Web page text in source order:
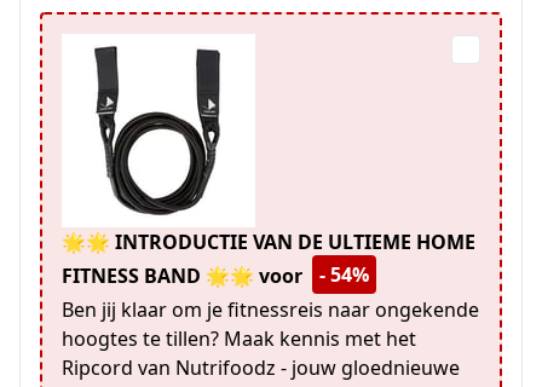
🌟🌟 INTRODUCTIE VAN DE ULTIEME HOME
FITNESS BAND 🌟🌟 voor
- 54%
Ben jij klaar om je fitnessreis naar ongekende
hoogtes te tillen? Maak kennis met het
Ripcord van Nutrifoodz - jouw gloednieuwe